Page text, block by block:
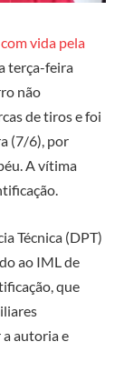
vida pela
terça-feira
não
de tiros e foi
(7/6), por
A vítima
Técnica (DPT)
ao IML de
que
autoria e